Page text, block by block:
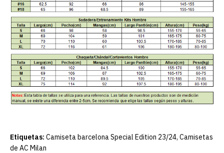
Etiquetas: Camiseta barcelona Special Edition 23/24, Camisetas
de AC Milan